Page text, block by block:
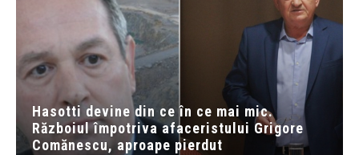
Hasotti devine din ce în ce mai mic.
Războiul împotriva afaceristului Grigore
Comănescu, aproape pierdut